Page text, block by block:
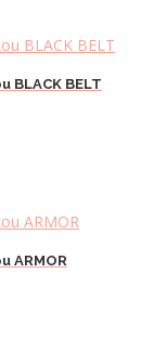
BLACK BELT
ARMOR